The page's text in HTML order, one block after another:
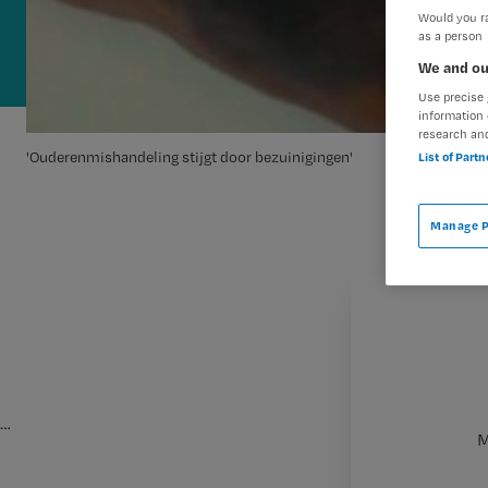
'Ouderenmishandeling stijgt door bezuinigingen'
…
Would you
as a person
We and
Use
information
research
List of
Manage